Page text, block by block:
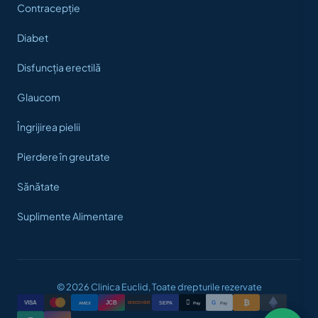
Contracepție
Diabet
Disfuncția erectilă
Glaucom
Îngrijirea pielii
Pierdere în greutate
Sănătate
Suplimente Alimentare
© 2026 Clinica Euclid, Toate drepturile rezervate
VISA AMEX JCB DISCOVER SEPA  Pay G Pay ₿